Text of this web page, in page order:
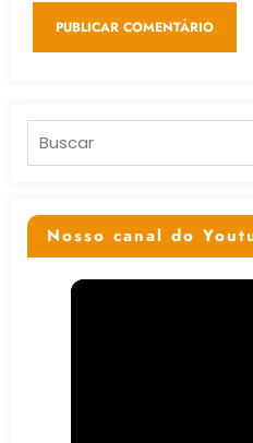
Pesquisar
Nosso canal do